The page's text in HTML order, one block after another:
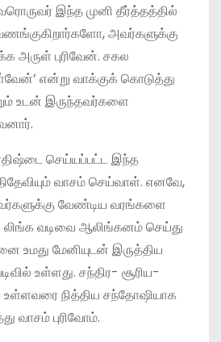
இந்த முனி தீர்த்தத்தில்
அவர்களுக்கு
அருள் புரிவேன். சகல
என்று வாக்குக் கொடுத்து
உடன் இருந்தவர்களை
செய்யப்பட்ட இந்த
வாசம் செய்வாள். எனவே,
வேண்டிய வரங்களை
வடிவை ஆலிங்கனம் செய்து
மேனியுடன் இருத்திய
உள்ளது. சந்திர- சூரிய-
நித்திய சந்தோஷியாக
வாசம் புரிவோம்.